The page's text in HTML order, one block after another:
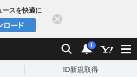
ースを快適に
検索 通知
i
ID新規取得